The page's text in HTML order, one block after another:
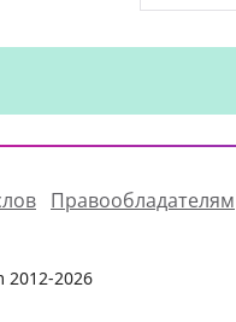
Правообладателям
2026